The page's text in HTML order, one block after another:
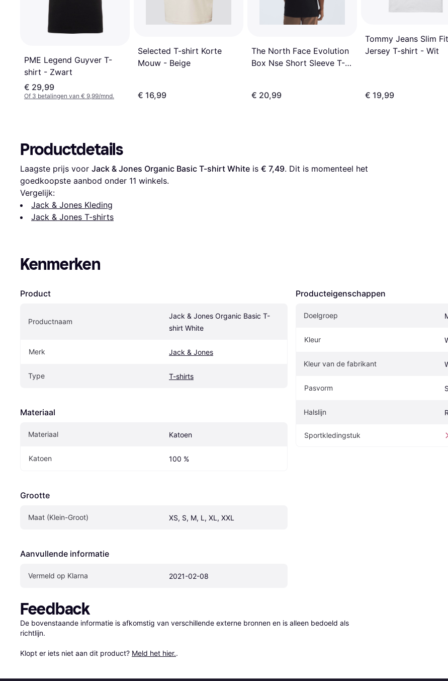
PME Legend Guyver T-
shirt - Zwart
€ 29,99
Of 3 betalingen van € 9,99/mnd.
Selected T-shirt Korte
Mouw - Beige
€ 16,99
The North Face Evolution
Box Nse Short Sleeve T-
€ 20,99
Tommy Jeans Slim Fit
Jersey T-shirt - Wit
€ 19,99
Productdetails
Laagste prijs voor Jack & Jones Organic Basic T-shirt White is € 7,49. Dit is momenteel het
goedkoopste aanbod onder 11 winkels.
Vergelijk:
Jack & Jones Kleding
Jack & Jones T-shirts
Kenmerken
Product
Productnaam
Jack & Jones Organic Basic T-
shirt White
Merk Jack & Jones
Type T-shirts
Materiaal
Materiaal Katoen
Katoen 100 %
Grootte
Maat (Klein-Groot) XS, S, M, L, XL, XXL
Aanvullende informatie
Vermeld op Klarna 2021-02-08
Producteigenschappen
Doelgroep
Kleur
Kleur van de fabrikant
Pasvorm
Halslijn
Sportkledingstuk
Feedback
De bovenstaande informatie is afkomstig van verschillende externe bronnen en is alleen bedoeld als
richtlijn.
Klopt er iets niet aan dit product? Meld het hier..